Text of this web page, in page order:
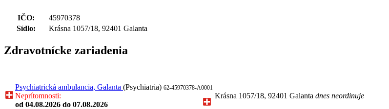
IČO:
45970378
Sídlo:
Krásna 1057/18, 92401 Galanta
Zdravotnícke zariadenia
Psychiatrická ambulancia, Galanta (Psychiatria) 62-45970378-A0001
Neprítomnosti:
od 04.08.2026 do 07.08.2026
Krásna 1057/18, 92401 Galanta dnes neordinuje